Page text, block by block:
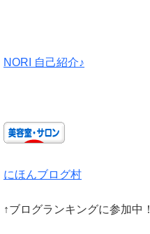
NORI 自己紹介♪
にほんブログ村
↑ブログランキングに参加中！